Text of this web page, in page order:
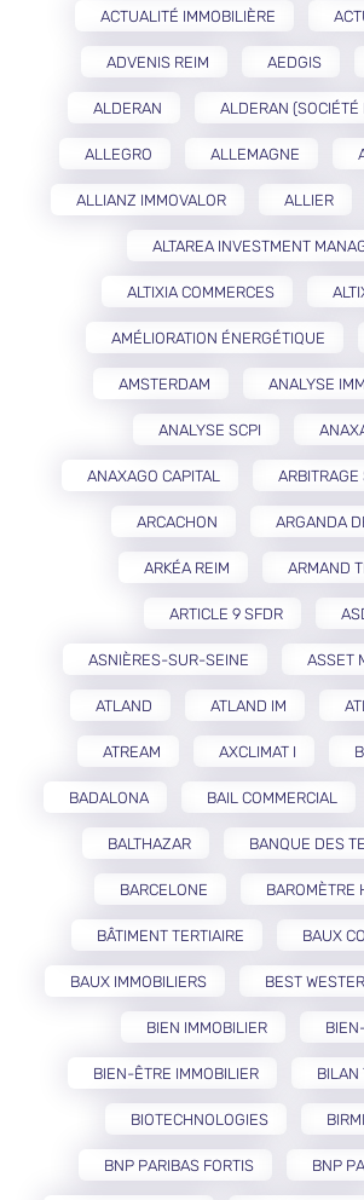
ACTUALITÉ IMMOBILIÈRE
ADVENIS REIM AEDGIS
ALDERAN ALDERAN (SOCIÉTÉ
ALLEGRO ALLEMAGNE
ALLIANZ IMMOVALOR ALLIER
ALTAREA INVESTMENT
ALTIXIA COMMERCES
AMÉLIORATION ÉNERGÉTIQUE
AMSTERDAM ANALYSE
ANALYSE SCPI
ANAXAGO CAPITAL ARBITRAGE
ARCACHON ARGANDA
ARKÉA REIM ARMAND
ARTICLE 9 SFDR
ASNIÈRES-SUR-SEINE ASSET
ATLAND ATLAND IM
ATREAM AXCLIMAT I
BADALONA BAIL COMMERCIAL
BALTHAZAR BANQUE DES
BARCELONE BAROMÈTRE
BÂTIMENT TERTIAIRE BAUX
BAUX IMMOBILIERS BEST
BIEN IMMOBILIER
BIEN-ÊTRE IMMOBILIER BILAN
BIOTECHNOLOGIES
BNP PARIBAS FORTIS BNP